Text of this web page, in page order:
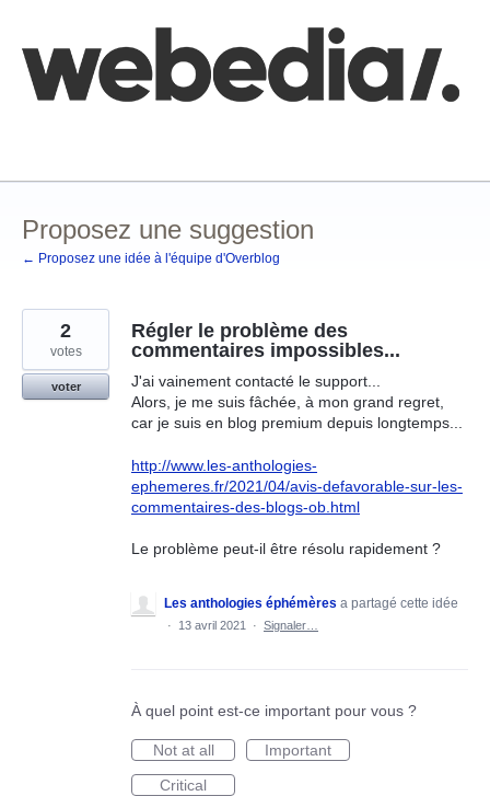
contenu
Proposez une suggestion
← Proposez une idée à l'équipe d'Overblog
Régler le problème des
commentaires impossibles...
J'ai vainement contacté le support...
Alors, je me suis fâchée, à mon grand regret,
car je suis en blog premium depuis longtemps...
http://www.les-anthologies-
ephemeres.fr/2021/04/avis-defavorable-sur-les-
commentaires-des-blogs-ob.html
Le problème peut-il être résolu rapidement ?
2
votes
voter
Les anthologies éphémères a partagé cette idée
· 13 avril 2021 · Signaler…
À quel point est-ce important pour vous ?
Not at all
Important
Critical